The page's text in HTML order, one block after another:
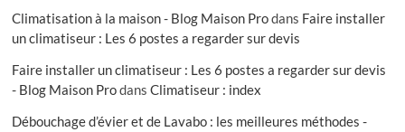
Climatisation à la maison - Blog Maison Prodans Faire installer
un climatiseur : Les 6 postes a regarder sur devis
Faire installer un climatiseur : Les 6 postes a regarder sur devis
- Blog Maison ProdansClimatiseur : index
Débouchage d’évier et de Lavabo : les meilleures méthodes -